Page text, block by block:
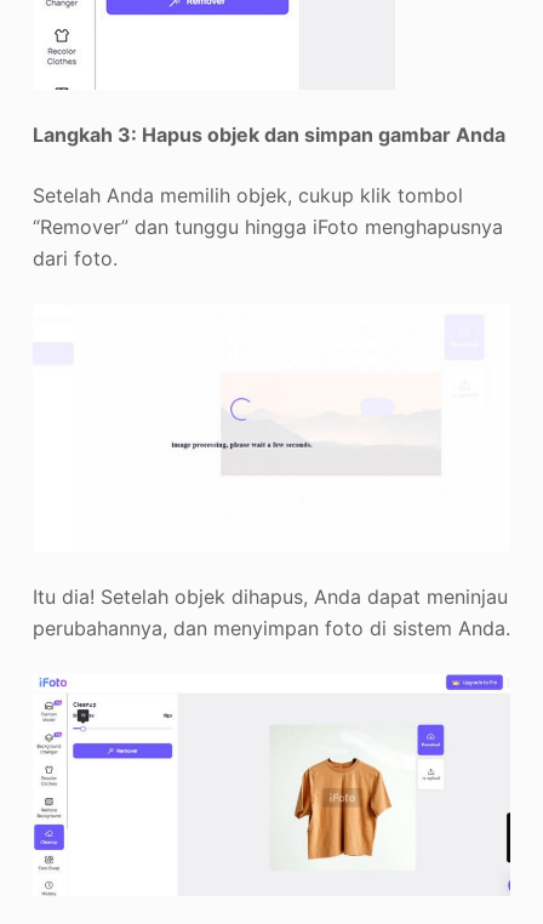
Langkah 3: Hapus objek dan simpan gambar Anda
Setelah Anda memilih objek, cukup klik tombol
“Remover” dan tunggu hingga iFoto menghapusnya
dari foto.
Itu dia! Setelah objek dihapus, Anda dapat meninjau
perubahannya, dan menyimpan foto di sistem Anda.